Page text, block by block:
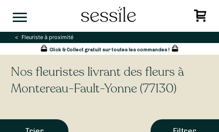
Fleuriste à proximité
Click & Collect gratuit sur toutes les commandes !
Nos fleuristes livrant des fleurs à
Montereau-Fault-Yonne (77130)